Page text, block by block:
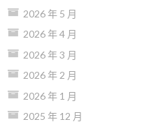
2026 年 5 月
2026 年 4 月
2026 年 3 月
2026 年 2 月
2026 年 1 月
2025 年 12 月